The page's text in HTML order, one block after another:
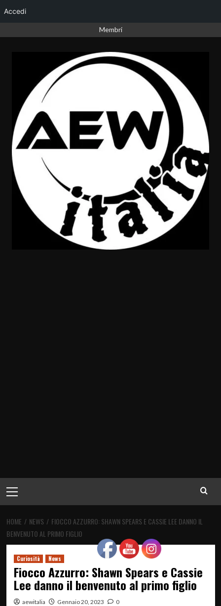
Accedi
Membri
principale
HOME NEWS
FIOCCO AZZURRO: SHAWN SPEARS E CASSIE LEE DANNO IL
BENVENUTO AL PRIMO FIGLIO
Curiosità News
Fiocco Azzurro: Shawn Spears e Cassie
Lee danno il benvenuto al primo figlio
aewitalia Gennaio 20, 2023 0